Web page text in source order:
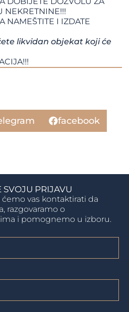
NEKRETNINE!!!
NAMEŠTITE I IZDATE
likvidan objekat koji će
facebook
SVOJU PRIJAVU
vas kontaktirati da
razgovaramo o
i pomognemo u izboru.